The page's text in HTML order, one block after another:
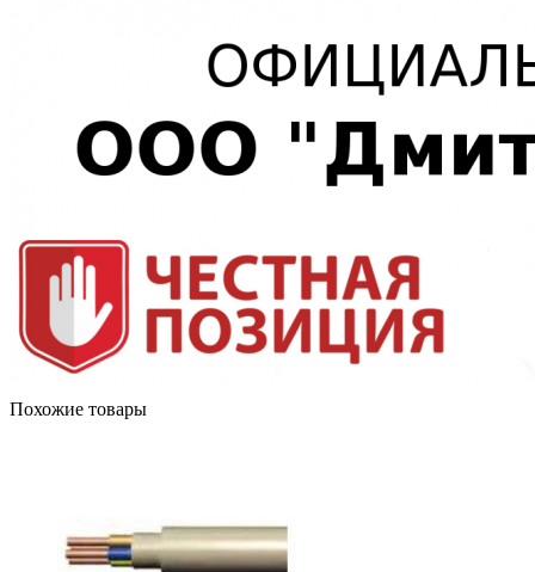
Похожие товары